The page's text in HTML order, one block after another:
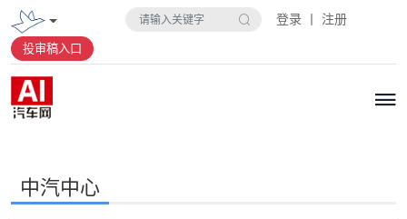
登录 丨 注册
投审稿入口
中汽中心